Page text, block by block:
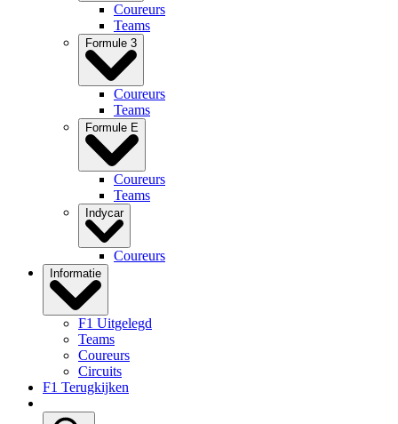
Coureurs
Teams
Formule 3
Coureurs
Teams
Formule E
Coureurs
Teams
Indycar
Coureurs
Informatie
F1 Uitgelegd
Teams
Coureurs
Circuits
F1 Terugkijken